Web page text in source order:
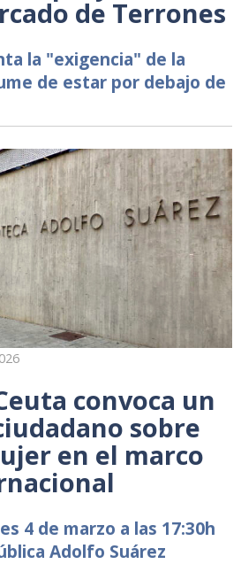
de Terrones
la "exigencia" de la
de estar por debajo de
convoca un
sobre
en el marco
4 de marzo a las 17:30h
Adolfo Suárez